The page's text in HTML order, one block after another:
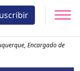
Encargado de